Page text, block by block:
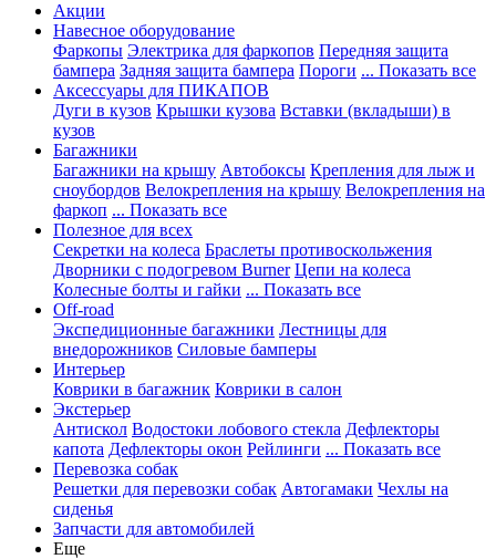
Акции
Навесное оборудование
Фаркопы Электрика для фаркопов Передняя защита
бампера Задняя защита бампера Пороги ... Показать все
Аксессуары для ПИКАПОВ
Дуги в кузов Крышки кузова Вставки (вкладыши) в
кузов
Багажники
Багажники на крышу Автобоксы Крепления для лыж и
сноубордов Велокрепления на крышу Велокрепления на
фаркоп ... Показать все
Полезное для всех
Секретки на колеса Браслеты противоскольжения
Дворники с подогревом Burner Цепи на колеса
Колесные болты и гайки ... Показать все
Off-road
Экспедиционные багажники Лестницы для
внедорожников Силовые бамперы
Интерьер
Коврики в багажник Коврики в салон
Экстерьер
Антискол Водостоки лобового стекла Дефлекторы
капота Дефлекторы окон Рейлинги ... Показать все
Перевозка собак
Решетки для перевозки собак Автогамаки Чехлы на
сиденья
Запчасти для автомобилей
Еще